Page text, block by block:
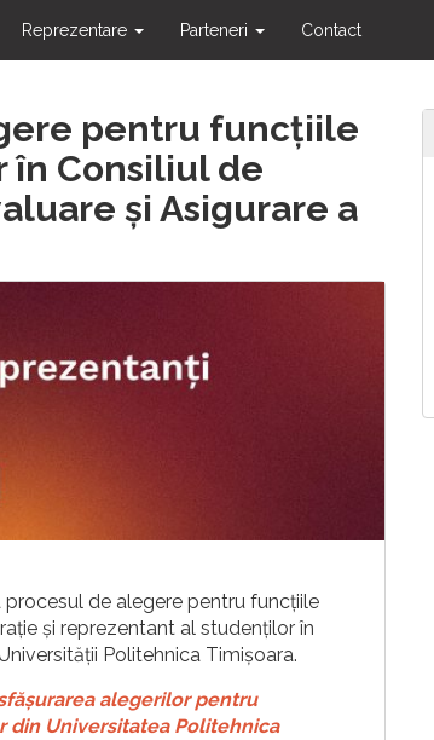
Reprezentare Parteneri Contact
pentru funcțiile
Consiliul de
și Asigurare a
procesul de alegere pentru funcțiile
și reprezentant al studenților în
Politehnica Timișoara.
alegerilor pentru
Universitatea Politehnica